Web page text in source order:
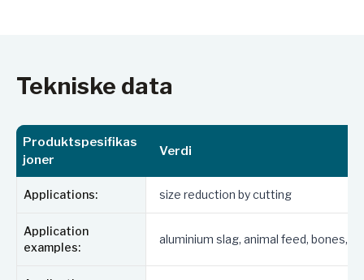
Bredt utvalg av tilbehør, inkludert ulike matere,
oppsamlingssystemer, rotorer og sikter
sentralt låsesystem og elektronisk
sikkerhetssjekk
Bruksområder
Myke materialer
Middels harde materialer
Tekniske data
Produktspesifikas
joner
Verdi
Applications: size reduction by cutting
Application
examples:
aluminium slag, animal feed, bones,